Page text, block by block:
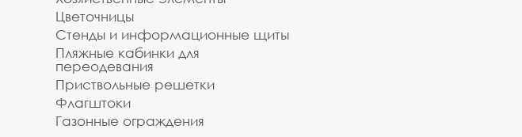
Цветочницы
Стенды и информационные щиты
Пляжные кабинки для
переодевания
Приствольные решетки
Флагштоки
Газонные ограждения